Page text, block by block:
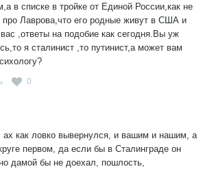
в списке в тройке от Единой России,как не
про Лаврова,что его родные живут в США и
,ответы на подобие как сегодня.Вы уж
я сталинист ,то путинист,а может вам
0
ах как ловко вывернулся, и вашим и нашим, а
первом, да если бы в Сталинграде он
дамой бы не доехал, пошлость,